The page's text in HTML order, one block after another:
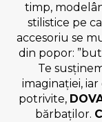
timp,
stilistice pe
accesoriu se
din popor:
Te
imaginației,
potrivite,
bărbaților.